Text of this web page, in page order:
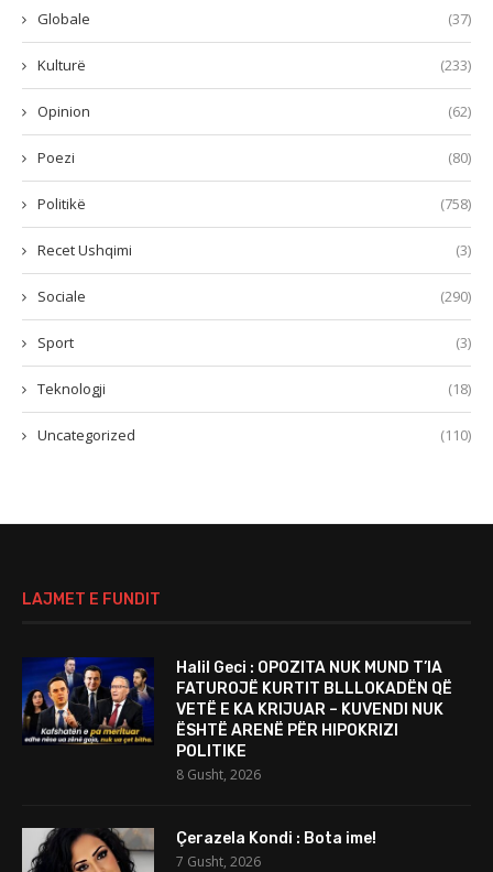
Globale (37)
Kulturë (233)
Opinion (62)
Poezi (80)
Politikë (758)
Recet Ushqimi (3)
Sociale (290)
Sport (3)
Teknologji (18)
Uncategorized (110)
LAJMET E FUNDIT
Halil Geci : OPOZITA NUK MUND T’IA
FATUROJË KURTIT BLLLOKADËN QË
VETË E KA KRIJUAR – KUVENDI NUK
ËSHTË ARENË PËR HIPOKRIZI
POLITIKE
8 Gusht, 2026
Çerazela Kondi : Bota ime!
7 Gusht, 2026